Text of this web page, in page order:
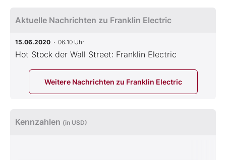
Aktuelle Nachrichten zu Franklin Electric
15.06.2020 · 06:10 Uhr
Hot Stock der Wall Street: Franklin Electric
Weitere Nachrichten zu Franklin Electric
Kennzahlen (in USD)